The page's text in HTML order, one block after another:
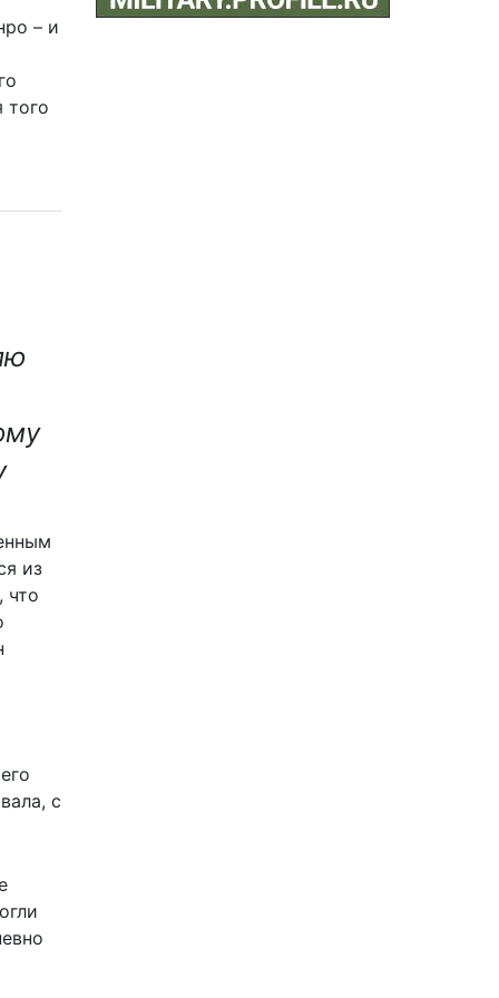
– и
того
из
что
с